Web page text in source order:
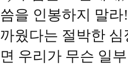
씀을 인봉하지 말
까웠다는 절박한
면 우리가 무슨 일